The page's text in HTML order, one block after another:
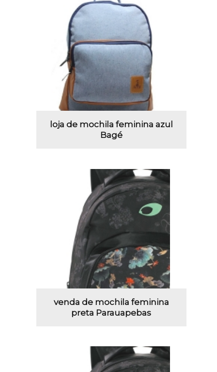
loja de mochila feminina azul
Bagé
venda de mochila feminina
preta Parauapebas